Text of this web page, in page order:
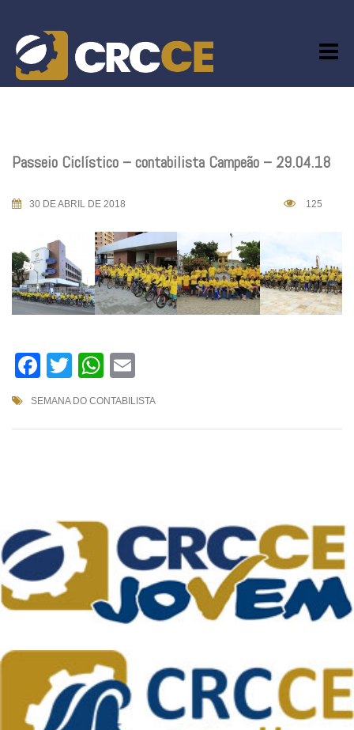
content
Passeio Ciclístico – contabilista Campeão – 29.04.18
30 DE ABRIL DE 2018 125
Facebook
TwitterWhatsApp
SEMANA DO CONTABILISTA